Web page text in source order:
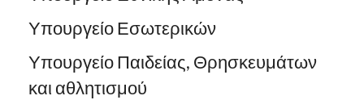
Υπουργείο Εσωτερικών
Υπουργείο Παιδείας, Θρησκευμάτων
και αθλητισμού